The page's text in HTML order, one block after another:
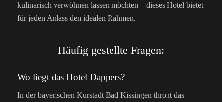
kulinarisch verwöhnen lassen möchten – dieses Hotel bietet
für jeden Anlass den idealen Rahmen.
Häufig gestellte Fragen:
Wo liegt das Hotel Dappers?
In der bayerischen Kurstadt Bad Kissingen thront das